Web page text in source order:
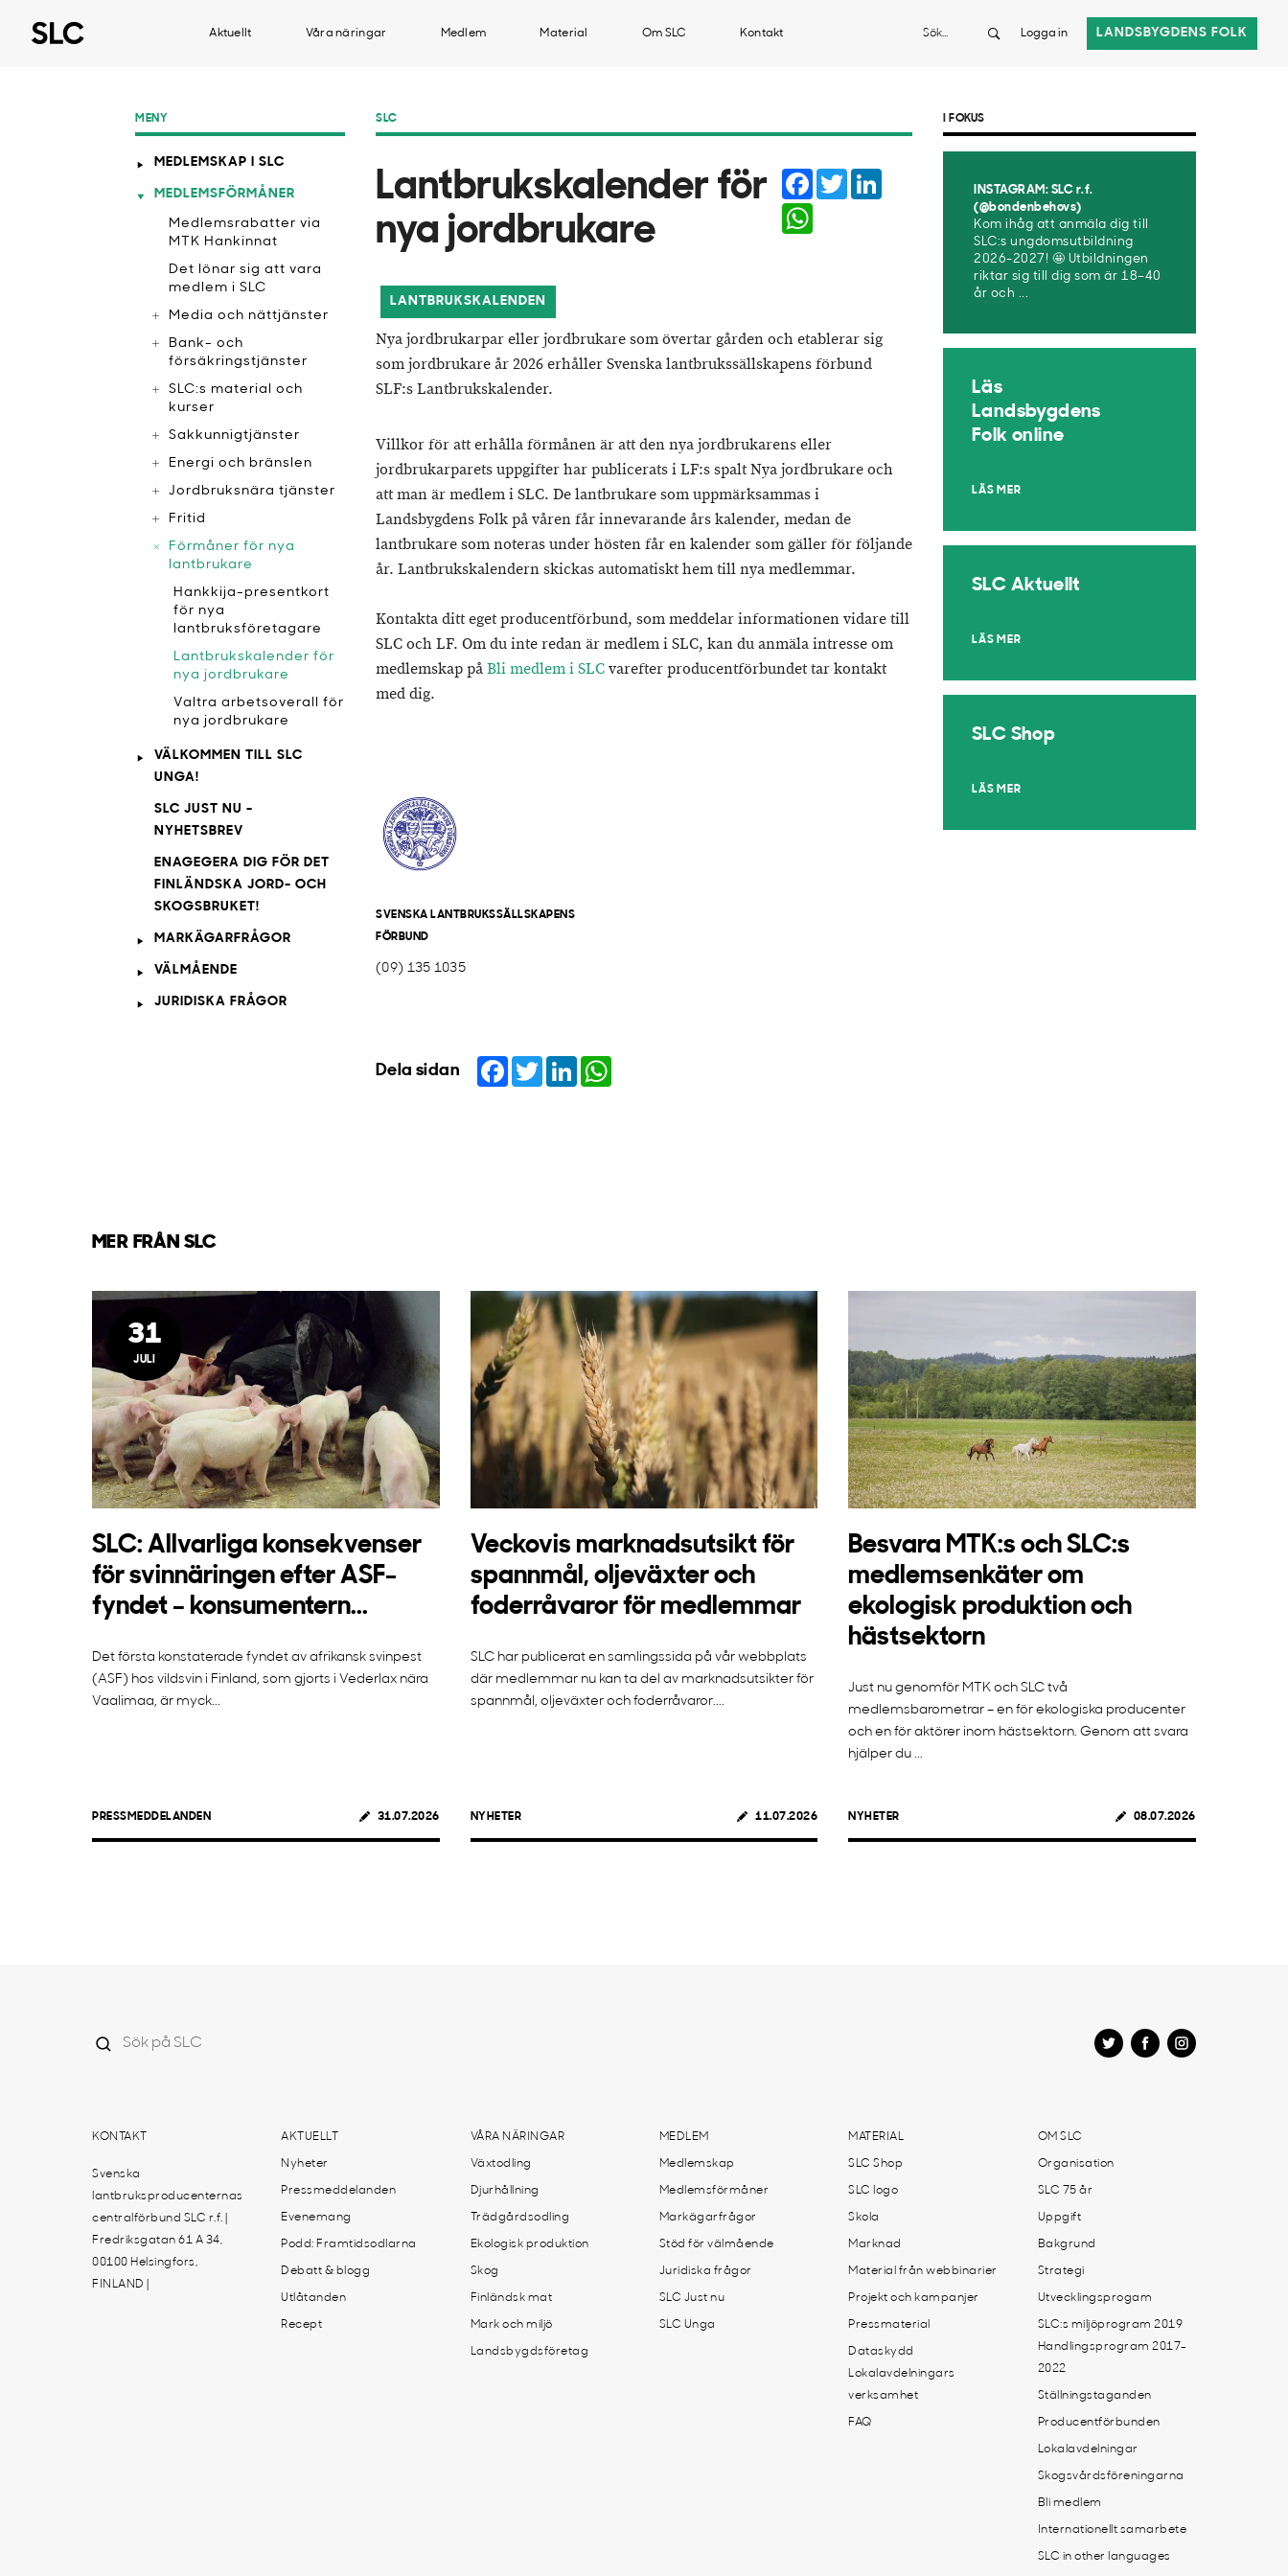
Aktuellt Våra näringar Medlem Material Om SLC Kontakt Sök Logga in LANDSBYGDENS FOLK
SLC
​Lantbrukskalender för
nya jordbrukare
Facebook
Twitter
LANTBRUKSKALENDEN
Nya jordbrukarpar eller jordbrukare som övertar gården och etablerar sig
som jordbrukare år 2026 erhåller Svenska lantbrukssällskapens förbund
SLF:s Lantbrukskalender.
Villkor för att erhålla förmånen är att den nya jordbrukarens eller
jordbrukarparets uppgifter har publicerats i LF:s spalt Nya jordbrukare och
att man är medlem i SLC. De lantbrukare som uppmärksammas i
Landsbygdens Folk på våren får innevarande års kalender, medan de
lantbrukare som noteras under hösten får en kalender som gäller för följande
år. Lantbrukskalendern skickas automatiskt hem till nya medlemmar.
Kontakta ditt eget producentförbund, som meddelar informationen vidare till
SLC och LF. Om du inte redan är medlem i SLC, kan du anmäla intresse om
medlemskap påBli medlem i SLCvarefter producentförbundet tar kontakt
med dig.
SVENSKA LANTBRUKSSÄLLSKAPENS
FÖRBUND
(09) 135 1035
Dela sidan Facebook
TwitterLinkedIn
MENY
MEDLEMSKAP I SLC
MEDLEMSFÖRMÅNER
Medlemsrabatter via
MTK Hankinnat
​Det lönar sig att vara
medlem i SLC
Media och nättjänster
Bank- och
försäkringstjänster
SLC:s material och
kurser
Sakkunnigtjänster
Energi och bränslen
Jordbruksnära tjänster
Fritid
Förmåner för nya
lantbrukare
​Hankkija-presentkort
för nya
lantbruksföretagare
​Lantbrukskalender för
nya jordbrukare
​Valtra arbetsoverall för
nya jordbrukare
VÄLKOMMEN TILL SLC
UNGA!
SLC JUST NU -
NYHETSBREV
ENAGEGERA DIG FÖR DET
FINLÄNDSKA JORD- OCH
SKOGSBRUKET!
MARKÄGARFRÅGOR
VÄLMÅENDE
JURIDISKA FRÅGOR
I FOKUS
INSTAGRAM: SLC r.f.
(@bondenbehovs)
Kom ihåg att anmäla dig till
SLC:s ungdomsutbildning
2026-2027! 🤩 Utbildningen
riktar sig till dig som är 18–40
år och ...
Läs
Landsbygdens
Folk online
LÄS MER
SLC Aktuellt
LÄS MER
SLC Shop
LÄS MER
MER FRÅN SLC
31
JULI
SLC: Allvarliga konsekvenser
för svinnäringen efter ASF-
fyndet – konsumentern...
Det första konstaterade fyndet av afrikansk svinpest
(ASF) hos vildsvin i Finland, som gjorts i Vederlax nära
Vaalimaa, är myck...
PRESSMEDDELANDEN 31.07.2026
Veckovis marknadsutsikt för
spannmål, oljeväxter och
foderråvaror för medlemmar
SLC har publicerat en samlingssida på vår webbplats
där medlemmar nu kan ta del av marknadsutsikter för
spannmål, oljeväxter och foderråvaror....
NYHETER 11.07.2026
Besvara MTK:s och SLC:s
medlemsenkäter om
ekologisk produktion och
hästsektorn
Just nu genomför MTK och SLC två
medlemsbarometrar – en för ekologiska producenter
och en för aktörer inom hästsektorn. Genom att svara
hjälper du ...
NYHETER 08.07.2026
KONTAKT
Svenska
lantbruksproducenternas
centralförbund SLC r.f. |
Fredriksgatan 61 A 34,
00100 Helsingfors,
FINLAND |
AKTUELLT
Nyheter
Pressmeddelanden
Evenemang
Podd: Framtidsodlarna
Debatt & blogg
Utlåtanden
Recept
VÅRA NÄRINGAR
Växtodling
Djurhållning
Trädgårdsodling
Ekologisk produktion
Skog
Finländsk mat
Mark och miljö
Landsbygdsföretag
MEDLEM
Medlemskap
Medlemsförmåner
Markägarfrågor
Stöd för välmående
Juridiska frågor
SLC Just nu
SLC Unga
MATERIAL
SLC Shop
SLC logo
Skola
Marknad
Material från webbinarier
Projekt och kampanjer
Pressmaterial
Dataskydd
Lokalavdelningars
verksamhet
FAQ
OM SLC
Organisation
SLC 75 år
Uppgift
Bakgrund
Strategi
Utvecklingsprogam
SLC:s miljöprogram 2019
Handlingsprogram 2017-
2022
Ställningstaganden
Producentförbunden
Lokalavdelningar
Skogsvårdsföreningarna
Bli medlem
Internationellt samarbete
SLC in other languages